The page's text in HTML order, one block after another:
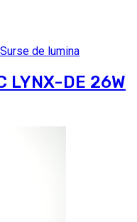
Surse de lumina
LYNX-DE 26W